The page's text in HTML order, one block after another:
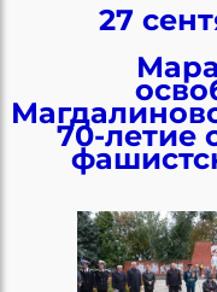
27
70-летие